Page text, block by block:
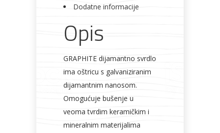
Dodatne informacije
Opis
GRAPHITE dijamantno svrdlo
ima oštricu s galvaniziranim
dijamantnim nanosom.
Omogućuje bušenje u
veoma tvrdim keramičkim i
mineralnim materijalima